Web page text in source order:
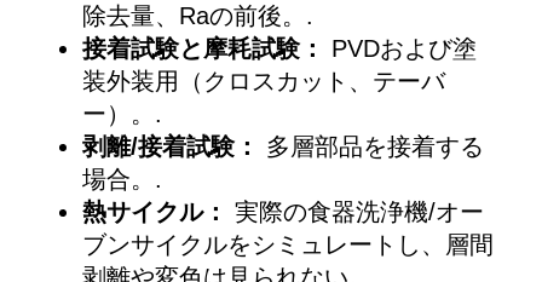
除去量、Raの前後。.
接着試験と摩耗試験：
PVDおよび塗
装外装用（クロスカット、テーバ
ー）。.
剥離/接着試験：
多層部品を接着する
場合。.
熱サイクル：
実際の食器洗浄機/オー
ブンサイクルをシミュレートし、層間